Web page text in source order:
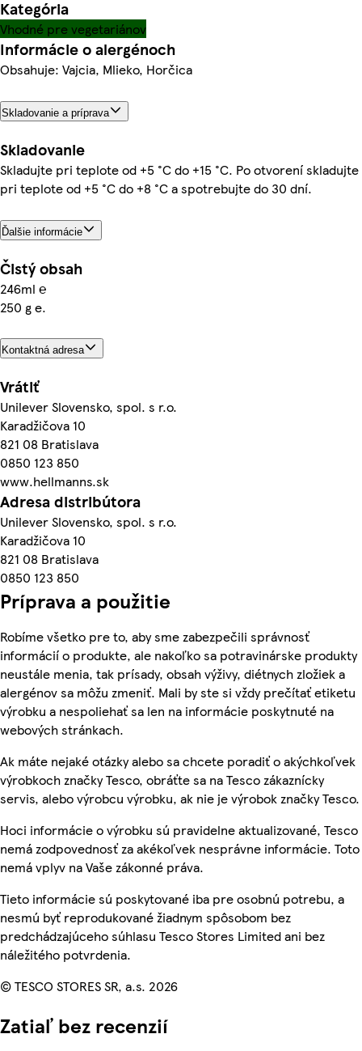
Kategória
Vhodné pre vegetariánov
Informácie o alergénoch
Obsahuje: Vajcia, Mlieko, Horčica
Skladovanie a príprava
Skladovanie
Skladujte pri teplote od +5 °C do +15 °C. Po otvorení skladujte
pri teplote od +5 °C do +8 °C a spotrebujte do 30 dní.
Ďalšie informácie
Čistý obsah
246ml ℮
250 g e.
Kontaktná adresa
Vrátiť
Unilever Slovensko, spol. s r.o.
Karadžičova 10
821 08 Bratislava
0850 123 850
www.hellmanns.sk
Adresa distribútora
Unilever Slovensko, spol. s r.o.
Karadžičova 10
821 08 Bratislava
0850 123 850
Príprava a použitie
Robíme všetko pre to, aby sme zabezpečili správnosť
informácií o produkte, ale nakoľko sa potravinárske produkty
neustále menia, tak prísady, obsah výživy, diétnych zložiek a
alergénov sa môžu zmeniť. Mali by ste si vždy prečítať etiketu
výrobku a nespoliehať sa len na informácie poskytnuté na
webových stránkach.
Ak máte nejaké otázky alebo sa chcete poradiť o akýchkoľvek
výrobkoch značky Tesco, obráťte sa na Tesco zákaznícky
servis, alebo výrobcu výrobku, ak nie je výrobok značky Tesco.
Hoci informácie o výrobku sú pravidelne aktualizované, Tesco
nemá zodpovednosť za akékoľvek nesprávne informácie. Toto
nemá vplyv na Vaše zákonné práva.
Tieto informácie sú poskytované iba pre osobnú potrebu, a
nesmú byť reprodukované žiadnym spôsobom bez
predchádzajúceho súhlasu Tesco Stores Limited ani bez
náležitého potvrdenia.
© TESCO STORES SR, a.s. 2026
Zatiaľ bez recenzií